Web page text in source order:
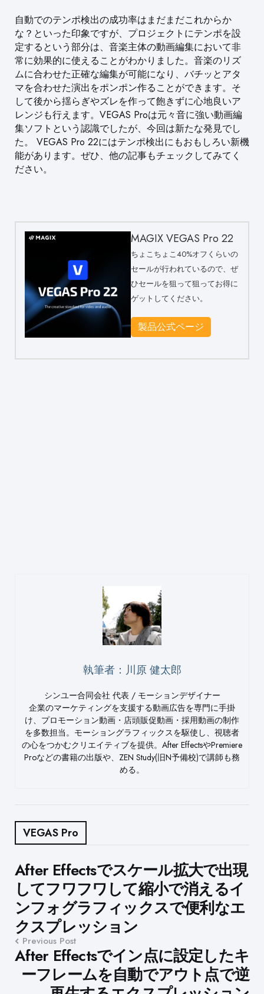
自動でのテンポ検出の成功率はまだまだこれからか
な？といった印象ですが、プロジェクトにテンポを設
定するという部分は、音楽主体の動画編集において非
常に効果的に使えることがわかりました。音楽のリズ
ムに合わせた正確な編集が可能になり、バチッとアタ
マを合わせた演出をポンポン作ることができます。そ
して後から揺らぎやズレを作って飽きずに心地良いア
レンジも行えます。VEGAS Proは元々音に強い動画編
集ソフトという認識でしたが、今回は新たな発見でし
た。 VEGAS Pro 22にはテンポ検出にもおもしろい新機
能があります。ぜひ、他の記事もチェックしてみてく
ださい。
MAGIX VEGAS Pro 22
ちょこちょこ40%オフくらいの
セールが行われているので、ぜ
ひセールを狙って狙ってお得に
ゲットしてください。
製品公式ページ
執筆者：川原 健太郎
シンユー合同会社 代表 / モーションデザイナー
企業のマーケティングを支援する動画広告を専門に手掛
け、プロモーション動画・店頭販促動画・採用動画の制作
を多数担当。モーショングラフィックスを駆使し、視聴者
の心をつかむクリエイティブを提供。After EffectsやPremiere
Proなどの書籍の出版や、ZEN Study(旧N予備校)で講師も務
める。
VEGAS Pro
Post
navigation
After Effectsでスケール拡大で出現
してフワフワして縮小で消えるイ
ンフォグラフィックスで便利なエ
クスプレッション
Previous Post
After Effectsでイン点に設定したキ
ーフレームを自動でアウト点で逆